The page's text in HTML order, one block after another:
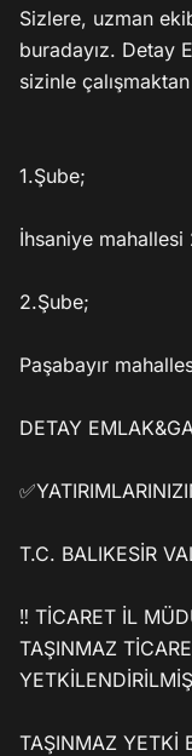
Sizlere, uzman
buradayız. Detay
sizinle
1.Şube;
İhsaniye
2.Şube;
Paşabayır
DETAY
T.C. BALIKESİR
‼️ TİCARET İL
TAŞINMAZ
TAŞINMAZ YETKİ